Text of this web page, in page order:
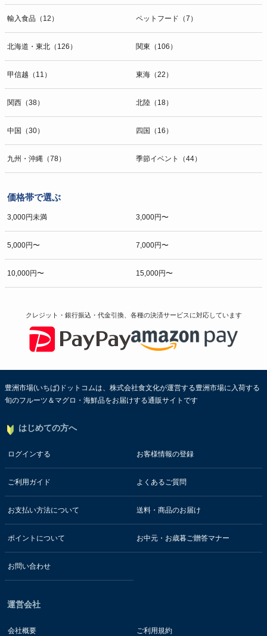
輸入食品（12） ペットフード（7）
北海道・東北（126） 関東（106）
甲信越（11） 東海（22）
関西（38） 北陸（18）
中国（30） 四国（16）
九州・沖縄（78） 季節イベント（44）
価格帯で選ぶ
3,000円未満 3,000円〜
5,000円〜 7,000円〜
10,000円〜 15,000円〜
クレジット・銀行振込・代金引換、各種の決済サービスに対応しています
豊洲市場(いちば)ドットコムは、株式会社食文化が運営する豊洲市場に入荷する
旬のフルーツ＆マグロ・海鮮品をお届けする通販サイトです
はじめての方へ
ログインする お客様情報の登録
ご利用ガイド よくあるご質問
お支払い方法について 送料・商品のお届け
ポイントについて お中元・お歳暮ご贈答マナー
お問い合わせ
運営会社
会社概要 ご利用規約